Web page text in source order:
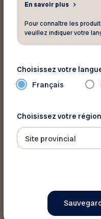
En savoir plus
Pour connaître les
veuillez indiquer votre
Choisissez votre
Français
Choisissez votre région
Site provincial